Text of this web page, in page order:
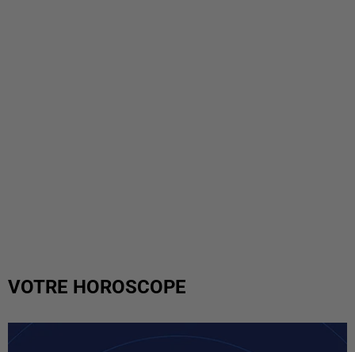
VOTRE HOROSCOPE